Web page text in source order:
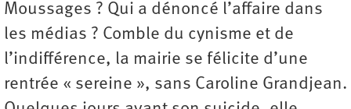
Moussages ? Qui a dénoncé l’affaire dans
les médias ? Comble du cynisme et de
l’indifférence, la mairie se félicite d’une
rentrée « sereine », sans Caroline Grandjean.